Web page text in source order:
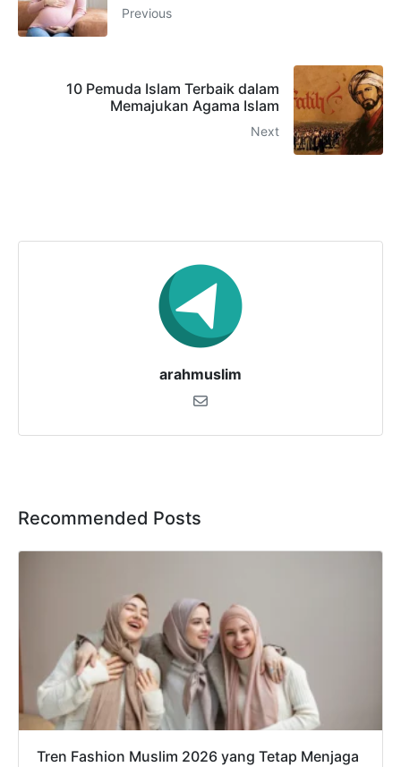
Previous
10 Pemuda Islam Terbaik dalam
Memajukan Agama Islam
Next
arahmuslim
Recommended Posts
Tren Fashion Muslim 2026 yang Tetap Menjaga